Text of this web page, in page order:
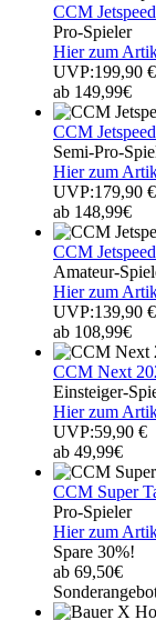
CCM
Pro-Spieler
Hier zum
UVP:199,90 €
ab 149,99€
CCM
Semi-Pro-
Hier zum
UVP:179,90 €
ab 148,99€
CCM
Amateur-
Hier zum
UVP:139,90 €
ab 108,99€
CCM Next
Einsteiger-
Hier zum
UVP:59,90 €
ab 49,99€
CCM Super
Pro-Spieler
Hier zum
Spare 30%!
ab 69,50€